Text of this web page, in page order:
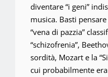
diventare “i geni”
musica. Basti
“vena di pazzia”
“schizofrenia”,
sordità, Mozart e la
cui probabilmente